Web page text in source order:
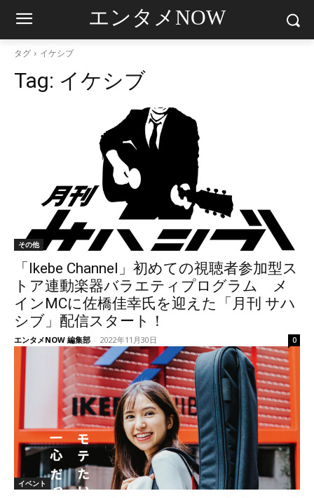
エンタメNOW
タグ イケシブ
Tag: イケシブ
その他
「Ikebe Channel」初めての視聴者参加型ス
トア連動楽器バラエティプログラム メ
インMCに佐橋佳幸氏を迎えた「月刊 サハ
シブ」配信スタート！
エンタメNOW 編集部 - 2022年11月30日 0
イベント